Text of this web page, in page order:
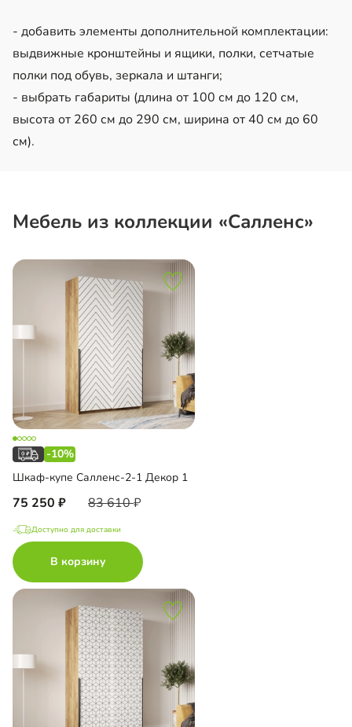
- добавить элементы дополнительной комплектации:
выдвижные кронштейны и ящики, полки, сетчатые
полки под обувь, зеркала и штанги;
- выбрать габариты (длина от 100 см до 120 см,
высота от 260 см до 290 см, ширина от 40 см до 60
см).
Мебель из коллекции «Салленс»
-10%
Шкаф-купе Салленс-2-1 Декор 1
75 250 83 610
Доступно для доставки
В корзину